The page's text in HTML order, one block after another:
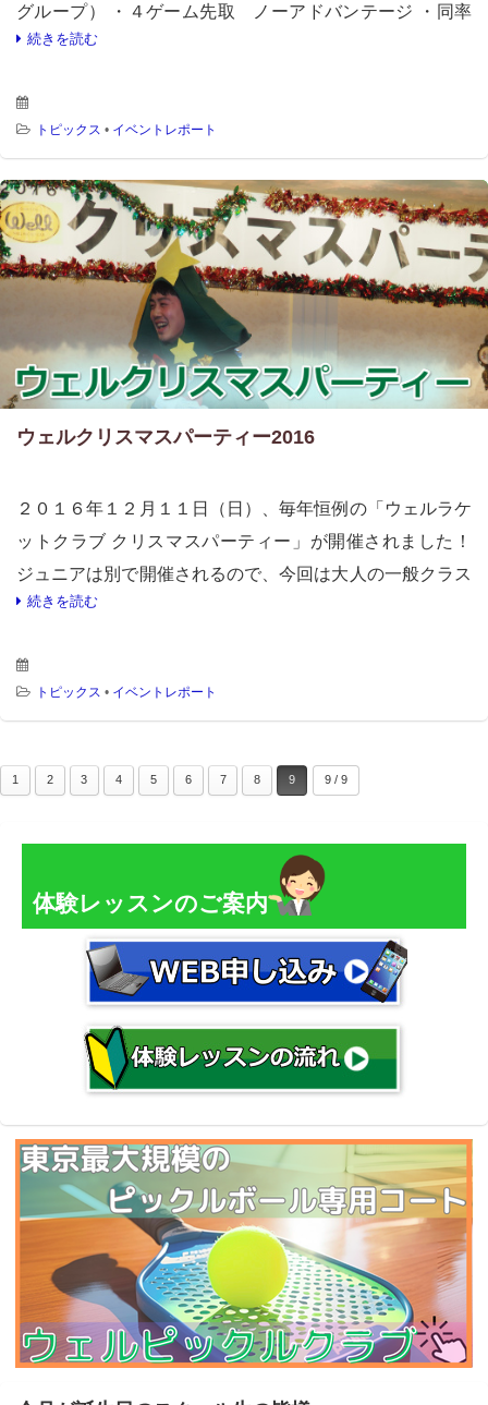
グループ） ・４ゲーム先取 ノーアドバンテージ ・同率
の場合は得失ゲーム数により順位確定 ・得失ゲームも同
続きを読む
トピックス • イベントレポート
ウェルクリスマスパーティー2016
２０１６年１２月１１日（日）、毎年恒例の「ウェルラケ
ットクラブ クリスマスパーティー」が開催されました！
ジュニアは別で開催されるので、今回は大人の一般クラス
の皆さんが対象です。 ダンスあり、歌あり、音楽あり、
続きを読む
トピックス • イベントレポート
1 2 3 4 5 6 7 8 9 9 / 9
体験レッスンのご案内